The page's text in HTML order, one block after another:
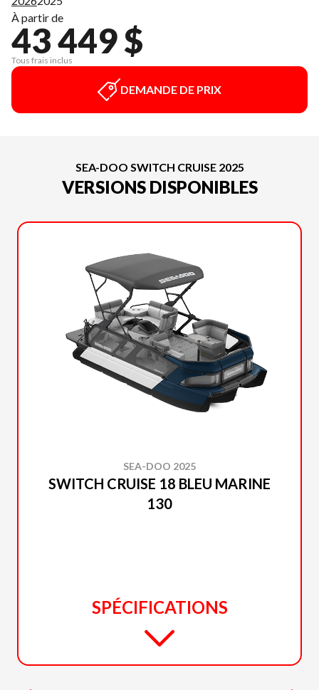
À partir de
43 449 $
Tous frais inclus
DEMANDE DE PRIX
SEA-DOO SWITCH CRUISE 2025
VERSIONS DISPONIBLES
SEA-DOO 2025
SWITCH CRUISE 18 BLEU MARINE
130
SPÉCIFICATIONS